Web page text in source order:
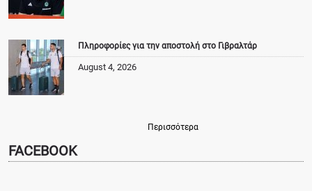
Πληροφορίες για την αποστολή στο Γιβραλτάρ
August 4, 2026
Περισσότερα
FACEBOOK